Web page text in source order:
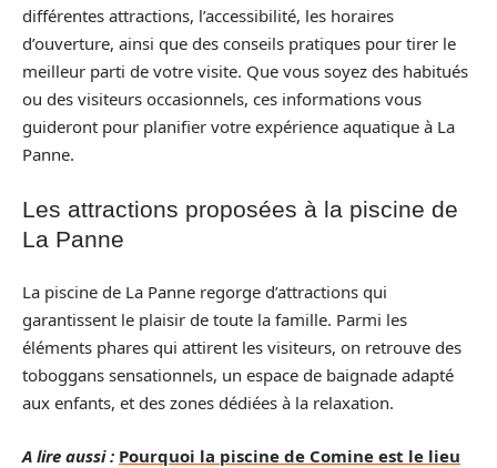
différentes attractions, l’accessibilité, les horaires
d’ouverture, ainsi que des conseils pratiques pour tirer le
meilleur parti de votre visite. Que vous soyez des habitués
ou des visiteurs occasionnels, ces informations vous
guideront pour planifier votre expérience aquatique à La
Panne.
Les attractions proposées à la piscine de
La Panne
La piscine de La Panne regorge d’attractions qui
garantissent le plaisir de toute la famille. Parmi les
éléments phares qui attirent les visiteurs, on retrouve des
toboggans sensationnels, un espace de baignade adapté
aux enfants, et des zones dédiées à la relaxation.
A lire aussi : Pourquoi la piscine de Comine est le lieu